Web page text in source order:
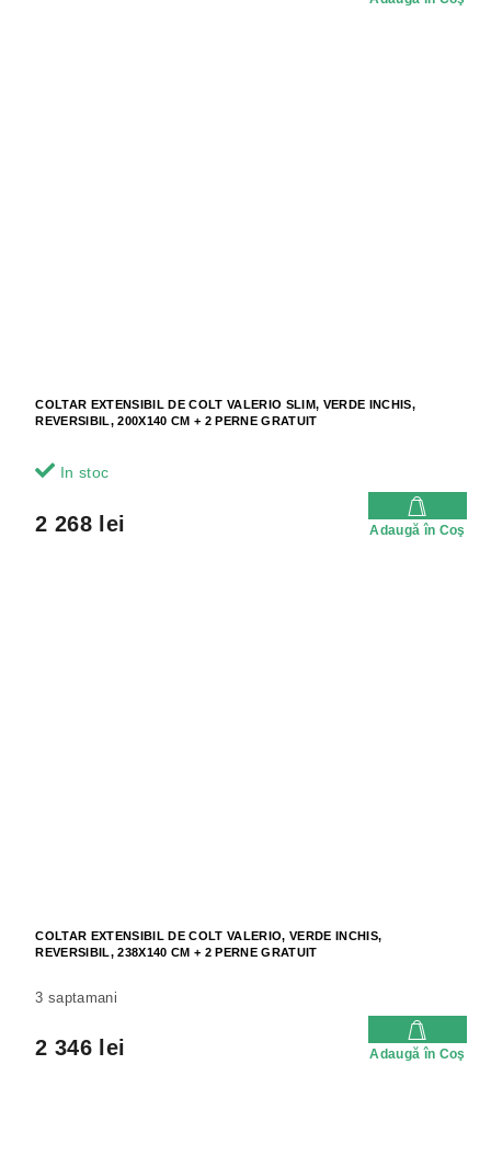
COLTAR EXTENSIBIL DE COLT VALERIO SLIM, VERDE INCHIS,
REVERSIBIL, 200X140 CM + 2 PERNE GRATUIT
In stoc
2 268 lei Adaugă în Coş
COLTAR EXTENSIBIL DE COLT VALERIO, VERDE INCHIS,
REVERSIBIL, 238X140 CM + 2 PERNE GRATUIT
3 saptamani
2 346 lei Adaugă în Coş